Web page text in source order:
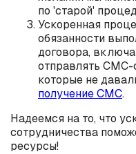
по 'старой'
Ускоренная
обязанности
договора,
отправлять СМС-
которые не
получение СМС.
Надеемся на то, что
сотрудничества
ресурсы!